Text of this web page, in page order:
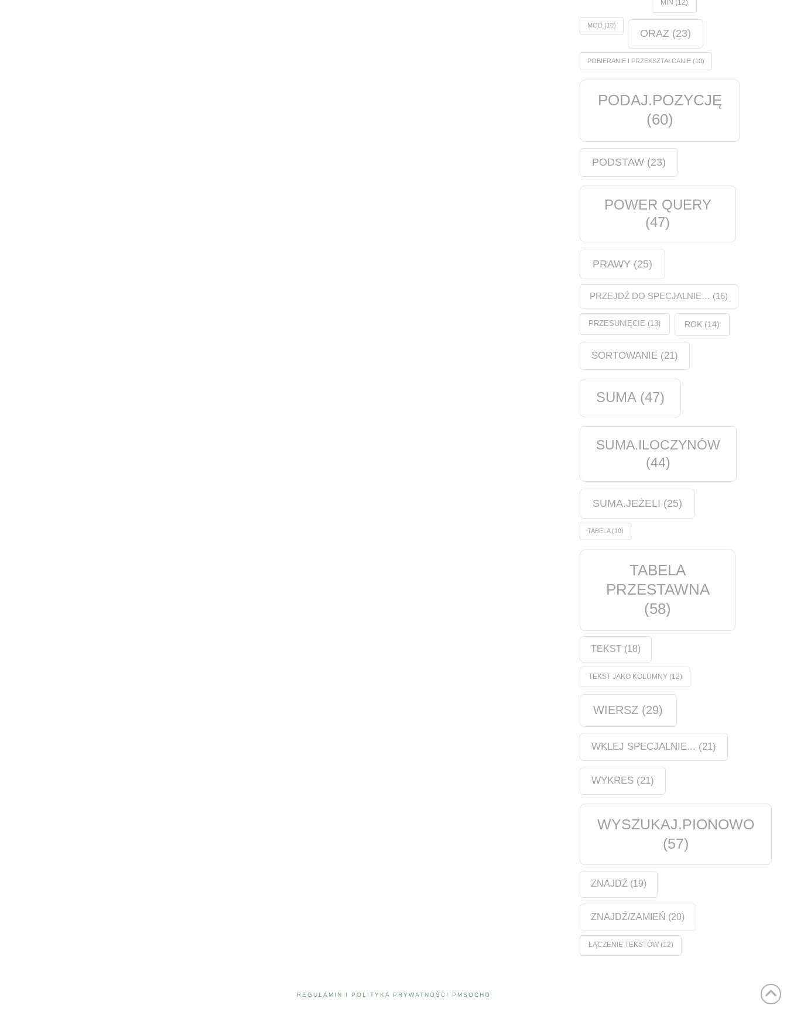
MIN (12)
MOD(10)
ORAZ (23)
POBIERANIE I PRZEKSZTAŁCANIE(10)
PODAJ.POZYCJĘ
(60)
PODSTAW(23)
POWER QUERY
(47)
PRAWY(25)
PRZEJDŹ DO SPECJALNIE… (16)
PRZESUNIĘCIE (13) ROK (14)
SORTOWANIE(21)
SUMA(47)
SUMA.ILOCZYNÓW
(44)
SUMA.JEŻELI (25)
TABELA(10)
TABELA
PRZESTAWNA
(58)
TEKST(18)
TEKST JAKO KOLUMNY(12)
WIERSZ (29)
WKLEJ SPECJALNIE... (21)
WYKRES(21)
WYSZUKAJ.PIONOWO
(57)
ZNAJDŹ (19)
ZNAJDŹ/ZAMIEŃ (20)
ŁĄCZENIE TEKSTÓW(12)
REGULAMIN I POLITYKA PRYWATNOŚCI PMSOCHO